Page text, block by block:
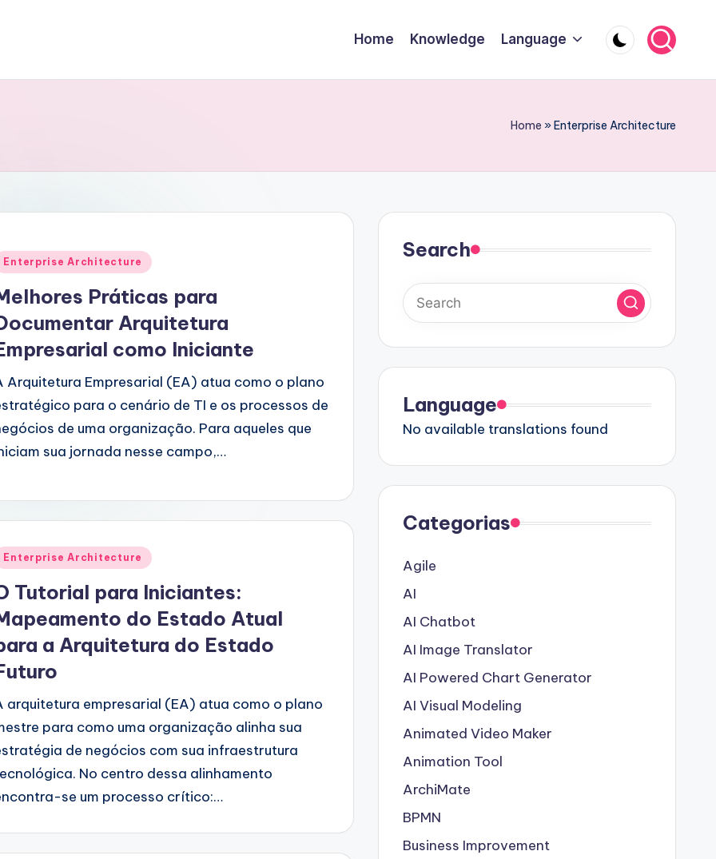
Home Knowledge Language
Home »Enterprise Architecture
Enterprise Architecture
Práticas para
Arquitetura
como Iniciante
Arquitetura Empresarial (EA) atua como o plano
para o cenário de TI e os processos de
de uma organização. Para aqueles que
sua jornada nesse campo,…
Enterprise Architecture
Tutorial para Iniciantes:
do Estado Atual
a Arquitetura do Estado
arquitetura empresarial (EA) atua como o plano
para como uma organização alinha sua
de negócios com sua infraestrutura
No centro dessa alinhamento
se um processo crítico:…
Search
Language
No available translations found
Categorias
Agile
AI
AI Chatbot
AI Image Translator
AI Powered Chart Generator
AI Visual Modeling
Animated Video Maker
Animation Tool
ArchiMate
BPMN
Business Improvement